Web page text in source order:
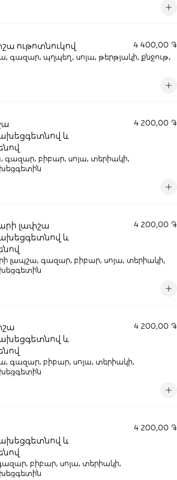
ութոտնուկով
4 400,00 ֏
գազար, պղպեղ, սոյա, թերթյակի, քնջութ,
և
4 200,00 ֏
գազար, բիբար, սոյա, տերիակի,
լափշա
և
4 200,00 ֏
լապշա, գազար, բիբար, սոյա, տերիակի,
և
4 200,00 ֏
գազար, բիբար, սոյա, տերիակի,
և
4 200,00 ֏
բիբար, սոյա, տերիակի,